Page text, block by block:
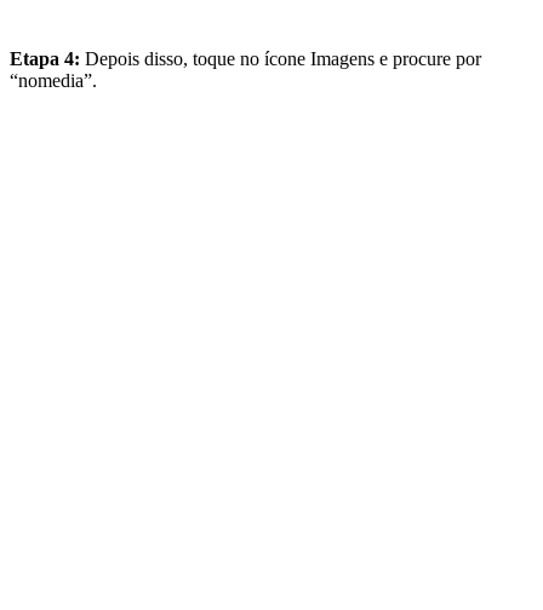
Etapa 4: Depois disso, toque no ícone Imagens e procure por
“nomedia”.